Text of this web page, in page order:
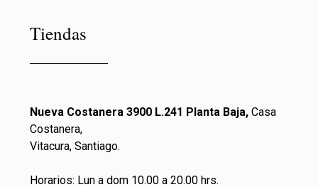
Tiendas
Nueva Costanera 3900 L.241 Planta Baja, Casa
Costanera,
Vitacura, Santiago.
Horarios: Lun a dom 10.00 a 20.00 hrs.